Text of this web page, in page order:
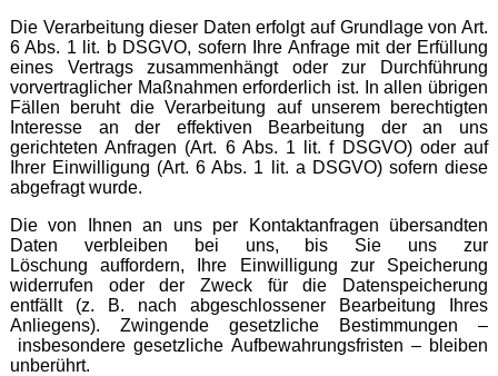
Die Verarbeitung dieser Daten erfolgt auf Grundlage von Art.
6 Abs. 1 lit. b DSGVO, sofern Ihre Anfrage mit der Erfüllung
eines Vertrags zusammenhängt oder zur Durchführung
vorvertraglicher Maßnahmen erforderlich ist. In allen übrigen
Fällen beruht die Verarbeitung auf unserem berechtigten
Interesse an der effektiven Bearbeitung der an uns
gerichteten Anfragen (Art. 6 Abs. 1 lit. f DSGVO) oder auf
Ihrer Einwilligung (Art. 6 Abs. 1 lit. a DSGVO) sofern diese
abgefragt wurde.
Die von Ihnen an uns per Kontaktanfragen übersandten
Daten verbleiben bei uns, bis Sie uns zur
Löschung auffordern, Ihre Einwilligung zur Speicherung
widerrufen oder der Zweck für die Datenspeicherung
entfällt (z. B. nach abgeschlossener Bearbeitung Ihres
Anliegens). Zwingende gesetzliche Bestimmungen –
insbesondere gesetzliche Aufbewahrungsfristen – bleiben
unberührt.